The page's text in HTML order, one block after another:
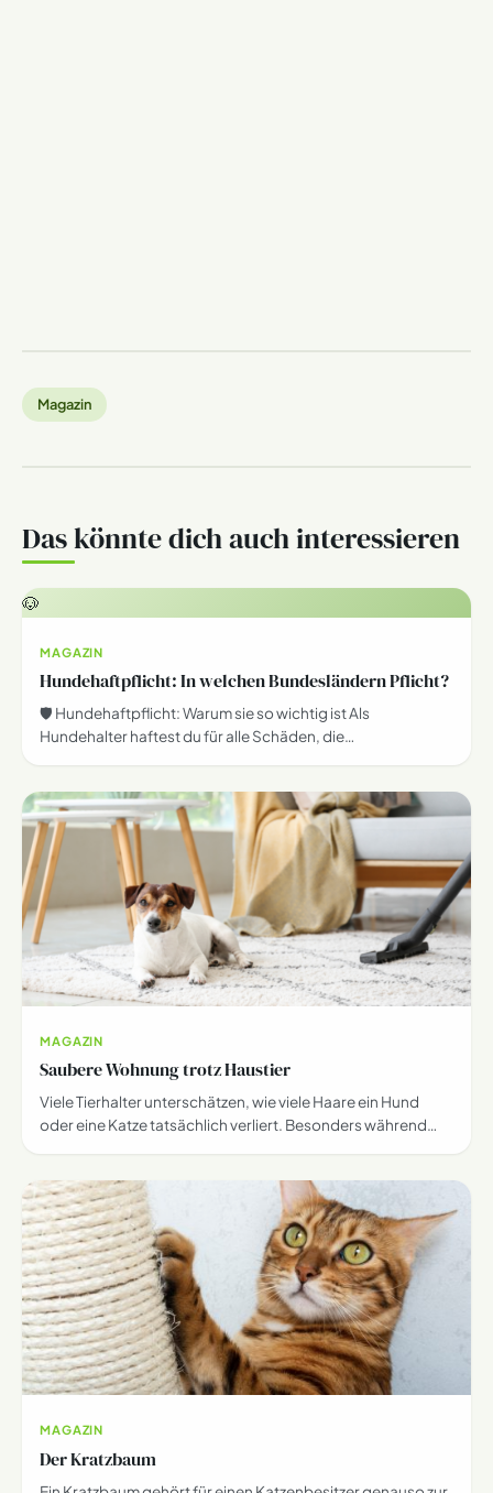
Magazin
Das könnte dich auch interessieren
🐶
MAGAZIN
Hundehaftpflicht: In welchen Bundesländern Pflicht?
🛡️ Hundehaftpflicht: Warum sie so wichtig ist Als
Hundehalter haftest du für alle Schäden, die…
MAGAZIN
Saubere Wohnung trotz Haustier
Viele Tierhalter unterschätzen, wie viele Haare ein Hund
oder eine Katze tatsächlich verliert. Besonders während…
MAGAZIN
Der Kratzbaum